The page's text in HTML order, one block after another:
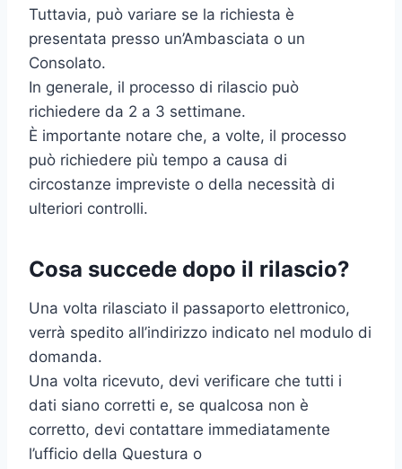
Tuttavia, può variare se la richiesta è
presentata presso un’Ambasciata o un
Consolato.
In generale, il processo di rilascio può
richiedere da 2 a 3 settimane.
È importante notare che, a volte, il processo
può richiedere più tempo a causa di
circostanze impreviste o della necessità di
ulteriori controlli.
Cosa succede dopo il rilascio?
Una volta rilasciato il passaporto elettronico,
verrà spedito all’indirizzo indicato nel modulo di
domanda.
Una volta ricevuto, devi verificare che tutti i
dati siano corretti e, se qualcosa non è
corretto, devi contattare immediatamente
l’ufficio della Questura o